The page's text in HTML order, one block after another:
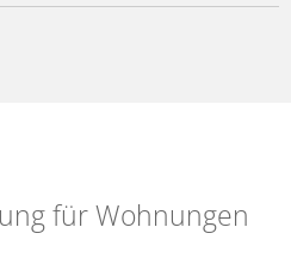
für Wohnungen